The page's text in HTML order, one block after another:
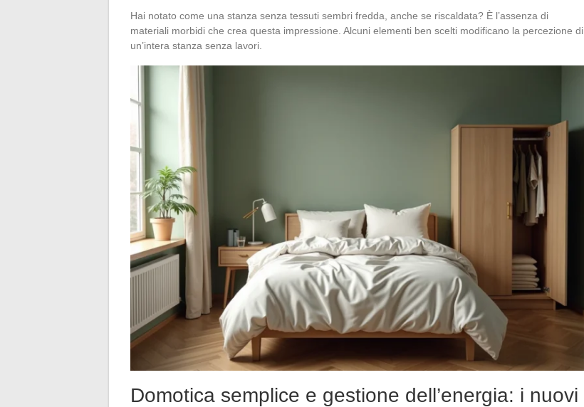
Hai notato come una stanza senza tessuti sembri fredda, anche se riscaldata? È l’assenza di
materiali morbidi che crea questa impressione. Alcuni elementi ben scelti modificano la percezione di
un’intera stanza senza lavori.
Domotica semplice e gestione dell’energia: i nuovi